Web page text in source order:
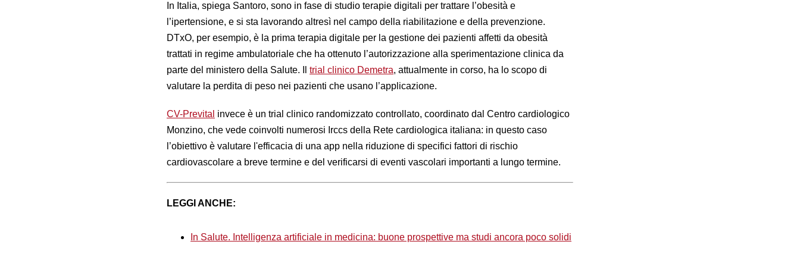
In Italia, spiega Santoro, sono in fase di studio terapie digitali per trattare l’obesità e
l’ipertensione, e si sta lavorando altresì nel campo della riabilitazione e della prevenzione.
DTxO, per esempio, è la prima terapia digitale per la gestione dei pazienti affetti da obesità
trattati in regime ambulatoriale che ha ottenuto l’autorizzazione alla sperimentazione clinica da
parte del ministero della Salute. Il trial clinico Demetra, attualmente in corso, ha lo scopo di
valutare la perdita di peso nei pazienti che usano l’applicazione.
CV-Prevital invece è un trial clinico randomizzato controllato, coordinato dal Centro cardiologico
Monzino, che vede coinvolti numerosi Irccs della Rete cardiologica italiana: in questo caso
l’obiettivo è valutare l'efficacia di una app nella riduzione di specifici fattori di rischio
cardiovascolare a breve termine e del verificarsi di eventi vascolari importanti a lungo termine.
LEGGI ANCHE:
In Salute. Intelligenza artificiale in medicina: buone prospettive ma studi ancora poco solidi